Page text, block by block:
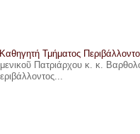
Τμήματος
Πατριάρχου κ. κ.